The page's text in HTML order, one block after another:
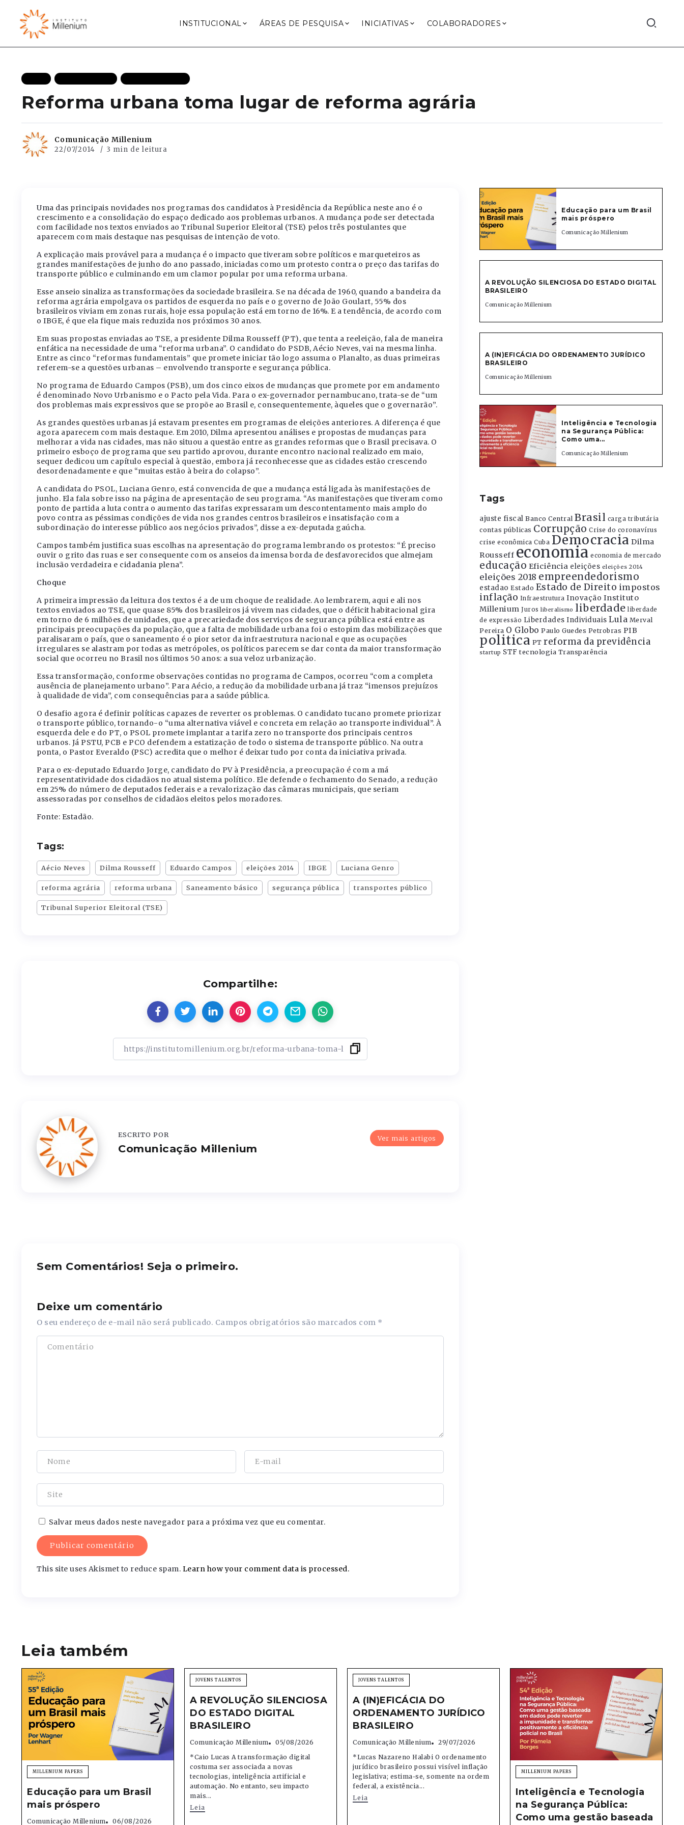
INSTITUCIONAL ÁREAS DE PESQUISA INICIATIVAS COLABORADORES
Reforma urbana toma lugar de reforma agrária
Comunicação Millenium
22/07/2014 3 min de leitura
Uma das principais novidades nos programas dos candidatos à Presidência da República neste ano é o
crescimento e a consolidação do espaço dedicado aos problemas urbanos. A mudança pode ser detectada
com facilidade nos textos enviados ao Tribunal Superior Eleitoral (TSE) pelos três postulantes que
aparecem com mais destaque nas pesquisas de intenção de voto.
A explicação mais provável para a mudança é o impacto que tiveram sobre políticos e marqueteiros as
grandes manifestações de junho do ano passado, iniciadas como um protesto contra o preço das tarifas do
transporte público e culminando em um clamor popular por uma reforma urbana.
Esse anseio sinaliza as transformações da sociedade brasileira. Se na década de 1960, quando a bandeira da
reforma agrária empolgava os partidos de esquerda no país e o governo de João Goulart, 55% dos
brasileiros viviam em zonas rurais, hoje essa população está em torno de 16%. E a tendência, de acordo com
o IBGE, é que ela fique mais reduzida nos próximos 30 anos.
Em suas propostas enviadas ao TSE, a presidente Dilma Rousseff (PT), que tenta a reeleição, fala de maneira
enfática na necessidade de uma “reforma urbana”. O candidato do PSDB, Aécio Neves, vai na mesma linha.
Entre as cinco “reformas fundamentais” que promete iniciar tão logo assuma o Planalto, as duas primeiras
referem-se a questões urbanas – envolvendo transporte e segurança pública.
No programa de Eduardo Campos (PSB), um dos cinco eixos de mudanças que promete por em andamento
é denominado Novo Urbanismo e o Pacto pela Vida. Para o ex-governador pernambucano, trata-se de “um
dos problemas mais expressivos que se propõe ao Brasil e, consequentemente, àqueles que o governarão”.
As grandes questões urbanas já estavam presentes em programas de eleições anteriores. A diferença é que
agora aparecem com mais destaque. Em 2010, Dilma apresentou análises e propostas de mudanças para
melhorar a vida nas cidades, mas não situou a questão entre as grandes reformas que o Brasil precisava. O
primeiro esboço de programa que seu partido aprovou, durante encontro nacional realizado em maio,
sequer dedicou um capítulo especial à questão, embora já reconhecesse que as cidades estão crescendo
desordenadamente e que “muitas estão à beira do colapso”.
A candidata do PSOL, Luciana Genro, está convencida de que a mudança está ligada às manifestações de
junho. Ela fala sobre isso na página de apresentação de seu programa. “As manifestações que tiveram como
ponto de partida a luta contra o aumento das tarifas expressaram um descontentamento mais amplo do
povo contra as péssimas condições de vida nos grandes centros brasileiros e insatisfação com a
subordinação do interesse público aos negócios privados”, disse a ex-deputada gaúcha.
Campos também justifica suas escolhas na apresentação do programa lembrando os protestos: “É preciso
ouvir o grito das ruas e ser consequente com os anseios da imensa borda de desfavorecidos que almejam
inclusão verdadeira e cidadania plena”.
Choque
A primeira impressão da leitura dos textos é a de um choque de realidade. Ao lembrarem, aqui e ali nos
textos enviados ao TSE, que quase 85% dos brasileiros já vivem nas cidades, que o déficit habitacional gira
em torno de 6 milhões de unidades, que a precariedade dos serviços de segurança pública está entre as
principais preocupações da população, que a falta de mobilidade urbana foi o estopim das mobilizações que
paralisaram o país, que o saneamento é o pior setor da infraestrutura nacional e que as ocupações
irregulares se alastram por todas as metrópoles, os políticos parecem se dar conta da maior transformação
social que ocorreu no Brasil nos últimos 50 anos: a sua veloz urbanização.
Essa transformação, conforme observações contidas no programa de Campos, ocorreu “com a completa
ausência de planejamento urbano”. Para Aécio, a redução da mobilidade urbana já traz “imensos prejuízos
à qualidade de vida”, com consequências para a saúde pública.
O desafio agora é definir políticas capazes de reverter os problemas. O candidato tucano promete priorizar
o transporte público, tornando-o “uma alternativa viável e concreta em relação ao transporte individual”. À
esquerda dele e do PT, o PSOL promete implantar a tarifa zero no transporte dos principais centros
urbanos. Já PSTU, PCB e PCO defendem a estatização de todo o sistema de transporte público. Na outra
ponta, o Pastor Everaldo (PSC) acredita que o melhor é deixar tudo por conta da iniciativa privada.
Para o ex-deputado Eduardo Jorge, candidato do PV à Presidência, a preocupação é com a má
representatividade dos cidadãos no atual sistema político. Ele defende o fechamento do Senado, a redução
em 25% do número de deputados federais e a revalorização das câmaras municipais, que seriam
assessoradas por conselhos de cidadãos eleitos pelos moradores.
Fonte: Estadão.
Tags:
Aécio Neves Dilma Rousseff Eduardo Campos eleições 2014 IBGE Luciana Genro
reforma agrária reforma urbana Saneamento básico segurança pública transportes público
Tribunal Superior Eleitoral (TSE)
Compartilhe:
Ver mais artigos
ESCRITO POR
Comunicação Millenium
Sem Comentários! Seja o primeiro.
Deixe um comentário
O seu endereço de e-mail não será publicado. Campos obrigatórios são marcados com *
Salvar meus dados neste navegador para a próxima vez que eu comentar.
This site uses Akismet to reduce spam. Learn how your comment data is processed.
Educação para um Brasil
mais próspero
Comunicação Millenium
A REVOLUÇÃO SILENCIOSA DO ESTADO DIGITAL
BRASILEIRO
Comunicação Millenium
A (IN)EFICÁCIA DO ORDENAMENTO JURÍDICO
BRASILEIRO
Comunicação Millenium
Inteligência e Tecnologia
na Segurança Pública:
Como uma...
Comunicação Millenium
Tags
ajuste fiscal Banco Central Brasil carga tributária
contas públicas Corrupção Crise do coronavírus
crise econômica Cuba Democracia Dilma
Rousseff economia economia de mercado
educação Eficiência eleições eleições 2014
eleições 2018 empreendedorismo
estadao Estado Estado de Direito impostos
inflação Infraestrutura Inovação Instituto
Millenium Juros liberalismo liberdade liberdade
de expressão Liberdades Individuais Lula Merval
Pereira O Globo Paulo Guedes Petrobras PIB
politica PT reforma da previdência
startup STF tecnologia Transparência
Leia também
MILLENIUM PAPERS
Educação para um Brasil
mais próspero
Comunicação Millenium 06/08/2026
JOVENS TALENTOS
A REVOLUÇÃO SILENCIOSA
DO ESTADO DIGITAL
BRASILEIRO
Comunicação Millenium
05/08/2026
*Caio Lucas A transformação digital
costuma ser associada a novas
tecnologias, inteligência artificial e
automação. No entanto, seu impacto
mais...
Leia
JOVENS TALENTOS
A (IN)EFICÁCIA DO
ORDENAMENTO JURÍDICO
BRASILEIRO
Comunicação Millenium
29/07/2026
*Lucas Nazareno Halabi O ordenamento
jurídico brasileiro possui visível inflação
legislativa; estima-se, somente na ordem
federal, a existência...
Leia
MILLENIUM PAPERS
Inteligência e Tecnologia
na Segurança Pública:
Como uma gestão baseada